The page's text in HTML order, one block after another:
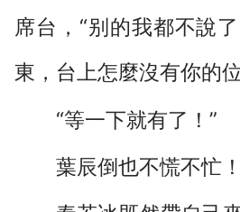
席台，“别的我都不說
東，台上怎麼沒有你的
“等一下就有了！”
葉辰倒也不慌不忙！